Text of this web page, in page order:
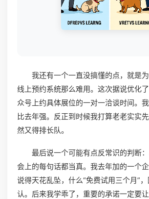
我还有一个一直没搞懂的点，就是
线上预约系统那么难用。这次据说优化
众号上约具体展位的一对一洽谈时间。
比去年强。反正到时候我打算老老实实
然又得排长队。
最后说一个可能有点反常识的判断
会上的每句话都当真。我去年加的一个
说得天花乱坠，什么“免费试用三个月”
认。后来我学乖了，重要的承诺一定要